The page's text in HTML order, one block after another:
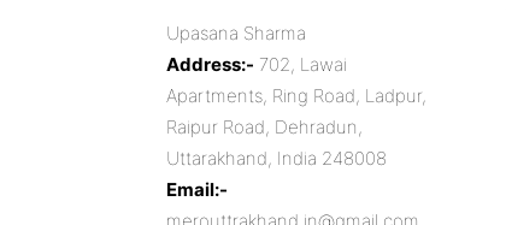
Upasana Sharma
Address:- 702, Lawai
Apartments, Ring Road, Ladpur,
Raipur Road, Dehradun,
Uttarakhand, India 248008
Email:-